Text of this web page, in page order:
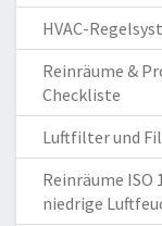
HVAC-
Reinräume &
Checkliste
Luftfilter und
Reinräume
niedrige